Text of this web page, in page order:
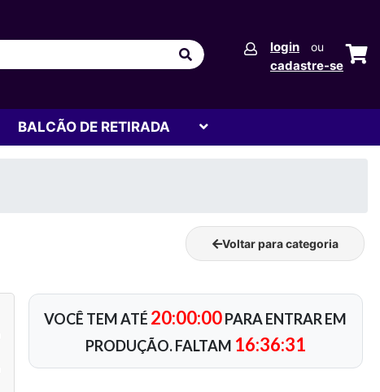
login ou
cadastre-se
BALCÃO DE RETIRADA
Voltar para categoria
VOCÊ TEM ATÉ 20:00:00PARA ENTRAR EM
PRODUÇÃO. FALTAM 16:36:31